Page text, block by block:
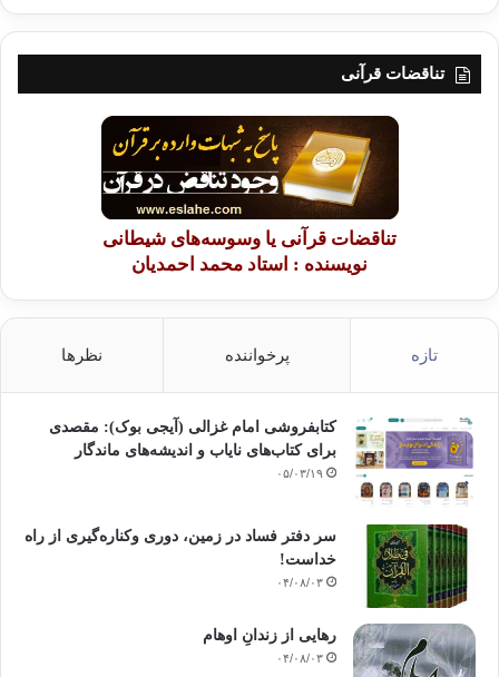
شورا و استبداد از آن دسته مفاهیمی هستند در
مقابل یکدیگر قرار گرفته اند، به اصطلاح منطقیون: قضیه، مانعة الجمع و مانعة
است، بدین معنی که حتماً یکی از این دو بر جامعه حاکم می­شود، و چون با هم در
می­باشند جمع شان نیزمحال است.
استبداد است، کسانی که تن به ظلم و خود محوری سیاستمداران می­دهند، هنوز
قدر
متی استعبدتم الناس و قد ولدتهم امهاتهم
احرار.
نمی دانند که خداوند آنها را آزاد آفریده
است، نمی دانند که حق دارند، و وظیفه­ی شهروندی­شان چنان اقتضا می­کند که
خود سر
لذا ضروری است که اندیشمندان به روشنگری در
تناقضات قرآنی
تناقضات قرآنی یا وسوسه‌های شیطانی
نویسنده : استاد محمد احمدیان
تازه پرخواننده نظرها
کتابفروشی امام غزالی (آیجی بوک): مقصدی
برای کتاب‌های نایاب و اندیشه‌های ماندگار
۰۵/۰۳/۱۹
سر دفتر فساد در زمین‌، دوری وکناره‌گیری از راه
خداست‌!
۰۴/۰۸/۰۳
رهایی از زندانِ اوهام
۰۴/۰۸/۰۳